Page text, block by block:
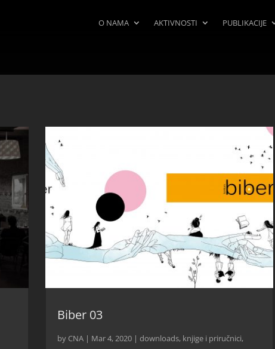
O NAMA AKTIVNOSTI PUBLIKACIJE
Biber 03
by CNA | Mar 4, 2020 |downloads, knjige i priručnici,